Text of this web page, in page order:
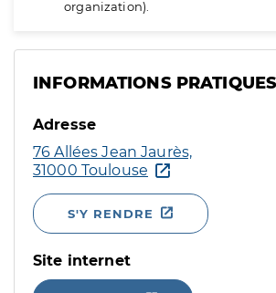
organization).
INFORMATIONS PRATIQUES
Adresse
76 Allées Jean Jaurès,
31000 Toulouse
S'Y RENDRE
Site internet